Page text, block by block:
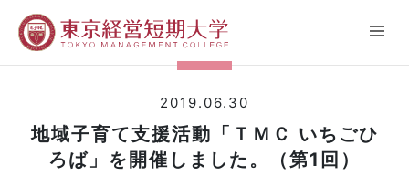
2019.06.30
地域子育て支援活動「ＴＭＣ いちごひ
ろば」を開催しました。（第1回）